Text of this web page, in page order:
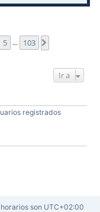
5 … 103
Ir a
registrados
son UTC+02:00